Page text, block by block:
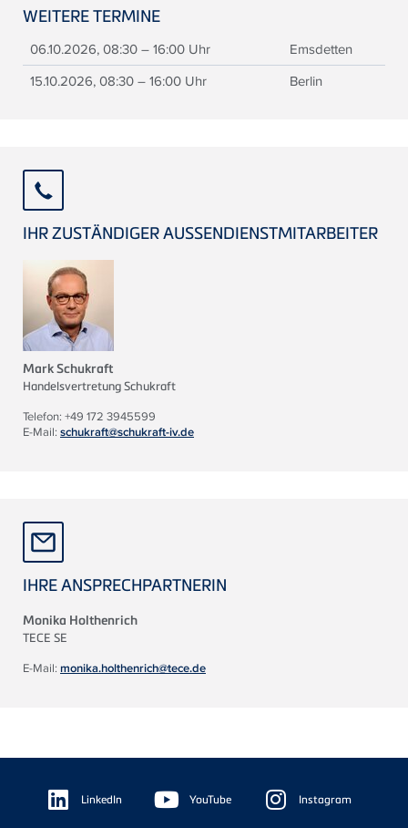
WEITERE TERMINE
06.10.2026, 08:30 – 16:00 Uhr
Emsdetten
15.10.2026, 08:30 – 16:00 Uhr
Berlin
IHR ZUSTÄNDIGER AUSSENDIENSTMITARBEITER
Mark Schukraft
Handelsvertretung Schukraft
Telefon: +49 172 3945599
E-Mail: schukraft@schukraft-iv.de
IHRE ANSPRECHPARTNERIN
Monika Holthenrich
TECE SE
E-Mail: monika.holthenrich@tece.de
Floating
Sidebar LinkedIn YouTube Instagram